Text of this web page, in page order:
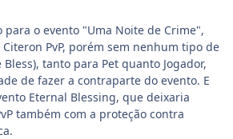
para o evento "Uma Noite de Crime",
PvP, porém sem nenhum tipo de
Bless), tanto para Pet quanto Jogador,
de fazer a contraparte do evento. E
Eternal Blessing, que deixaria
também com a proteção contra